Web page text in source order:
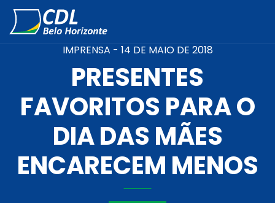
IMPRENSA - 14 DE MAIO DE 2018
PRESENTES
FAVORITOS PARA O
DIA DAS MÃES
ENCARECEM MENOS